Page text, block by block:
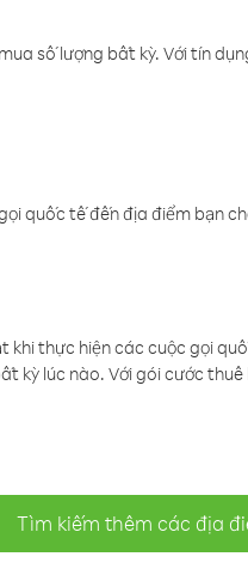
số lượng bất kỳ. Với tín
quốc tế đến địa điểm bạn
thực hiện các cuộc gọi
kỳ lúc nào. Với gói cước
Tìm kiếm thêm các địa